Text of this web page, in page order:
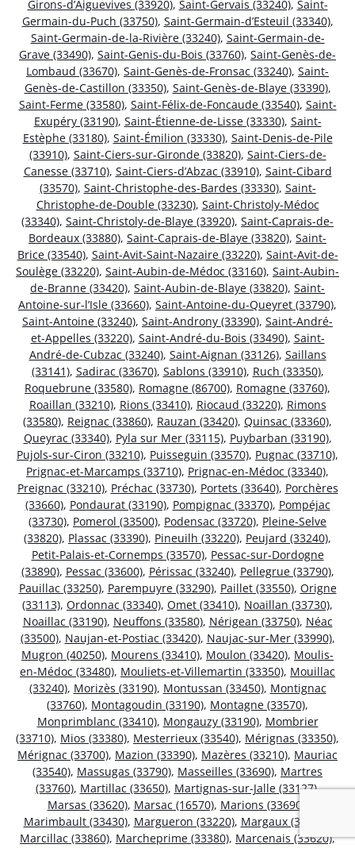
Girons-d’Aiguevives (33920), Saint-Gervais (33240), Saint-
Germain-du-Puch (33750), Saint-Germain-d’Esteuil (33340),
Saint-Germain-de-la-Rivière (33240), Saint-Germain-de-
Grave (33490), Saint-Genis-du-Bois (33760), Saint-Genès-de-
Lombaud (33670), Saint-Genès-de-Fronsac (33240), Saint-
Genès-de-Castillon (33350), Saint-Genès-de-Blaye (33390),
Saint-Ferme (33580), Saint-Félix-de-Foncaude (33540), Saint-
Exupéry (33190), Saint-Étienne-de-Lisse (33330), Saint-
Estèphe (33180), Saint-Émilion (33330), Saint-Denis-de-Pile
(33910), Saint-Ciers-sur-Gironde (33820), Saint-Ciers-de-
Canesse (33710), Saint-Ciers-d’Abzac (33910), Saint-Cibard
(33570), Saint-Christophe-des-Bardes (33330), Saint-
Christophe-de-Double (33230), Saint-Christoly-Médoc
(33340), Saint-Christoly-de-Blaye (33920), Saint-Caprais-de-
Bordeaux (33880), Saint-Caprais-de-Blaye (33820), Saint-
Brice (33540), Saint-Avit-Saint-Nazaire (33220), Saint-Avit-de-
Soulège (33220), Saint-Aubin-de-Médoc (33160), Saint-Aubin-
de-Branne (33420), Saint-Aubin-de-Blaye (33820), Saint-
Antoine-sur-l’Isle (33660), Saint-Antoine-du-Queyret (33790),
Saint-Antoine (33240), Saint-Androny (33390), Saint-André-
et-Appelles (33220), Saint-André-du-Bois (33490), Saint-
André-de-Cubzac (33240), Saint-Aignan (33126), Saillans
(33141), Sadirac (33670), Sablons (33910), Ruch (33350),
Roquebrune (33580), Romagne (86700), Romagne (33760),
Roaillan (33210), Rions (33410), Riocaud (33220), Rimons
(33580), Reignac (33860), Rauzan (33420), Quinsac (33360),
Queyrac (33340), Pyla sur Mer (33115), Puybarban (33190),
Pujols-sur-Ciron (33210), Puisseguin (33570), Pugnac (33710),
Prignac-et-Marcamps (33710), Prignac-en-Médoc (33340),
Preignac (33210), Préchac (33730), Portets (33640), Porchères
(33660), Pondaurat (33190), Pompignac (33370), Pompéjac
(33730), Pomerol (33500), Podensac (33720), Pleine-Selve
(33820), Plassac (33390), Pineuilh (33220), Peujard (33240),
Petit-Palais-et-Cornemps (33570), Pessac-sur-Dordogne
(33890), Pessac (33600), Périssac (33240), Pellegrue (33790),
Pauillac (33250), Parempuyre (33290), Paillet (33550), Origne
(33113), Ordonnac (33340), Omet (33410), Noaillan (33730),
Noaillac (33190), Neuffons (33580), Nérigean (33750), Néac
(33500), Naujan-et-Postiac (33420), Naujac-sur-Mer (33990),
Mugron (40250), Mourens (33410), Moulon (33420), Moulis-
en-Médoc (33480), Mouliets-et-Villemartin (33350), Mouillac
(33240), Morizès (33190), Montussan (33450), Montignac
(33760), Montagoudin (33190), Montagne (33570),
Monprimblanc (33410), Mongauzy (33190), Mombrier
(33710), Mios (33380), Mesterrieux (33540), Mérignas (33350),
Mérignac (33700), Mazion (33390), Mazères (33210), Mauriac
(33540), Massugas (33790), Masseilles (33690), Martres
(33760), Martillac (33650), Martignas-sur-Jalle (33127),
Marsas (33620), Marsac (16570), Marions (33690)
Marimbault (33430), Margueron (33220), Margaux (33460)
Marcillac (33860), Marcheprime (33380), Marcenais (33620),